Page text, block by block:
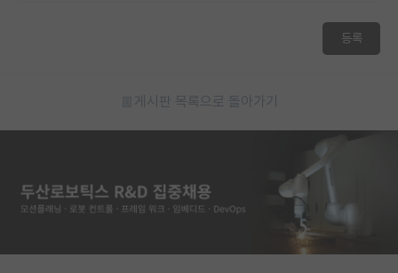
등록
게시판 목록으로 돌아가기